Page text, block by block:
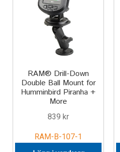
Holders
Monitor
IntelliSkin
GDS Tech
RAM® Drill-Down
Double Ball Mount for
Humminbird Piranha +
More
839 kr
RAM-B-107-1